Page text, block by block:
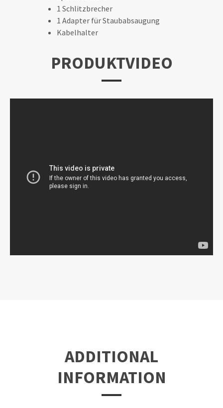
1 Schlitzbrecher
1 Adapter für Staubabsaugung
Kabelhalter
PRODUKTVIDEO
ADDITIONAL
INFORMATION